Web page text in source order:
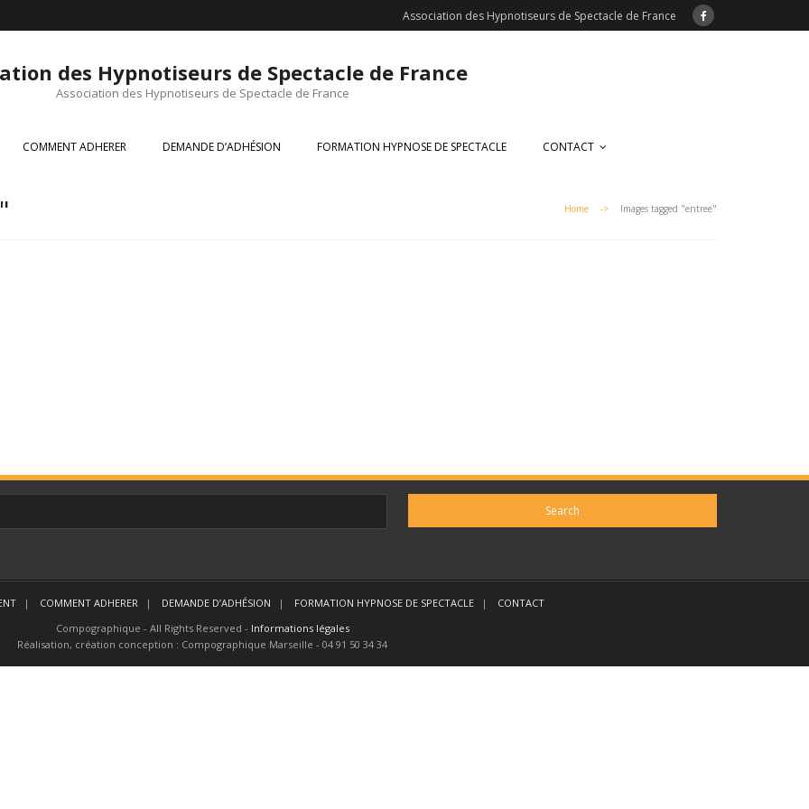
Association des Hypnotiseurs de Spectacle de France
des Hypnotiseurs de Spectacle de France
Association des Hypnotiseurs de Spectacle de France
COMMENT ADHERER DEMANDE D’ADHÉSION FORMATION HYPNOSE DE SPECTACLE CONTACT
Home -> Images tagged "entree"
COMMENT ADHERER DEMANDE D’ADHÉSION FORMATION HYPNOSE DE SPECTACLE
CONTACT
Compographique - All Rights Reserved - Informations légales
Réalisation, création conception : Compographique Marseille - 04 91 50 34 34